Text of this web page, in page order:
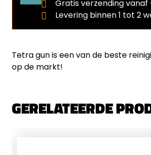
Tetra gun is een van de beste
op de markt!
Gratis verzending vanaf
Levering binnen 1 tot 2
GERELATEERDE